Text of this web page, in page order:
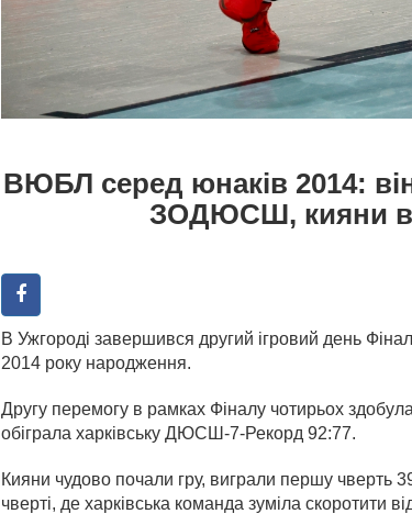
ВЮБЛ серед юнаків 2014:
ЗОДЮСШ, кияни
В Ужгороді завершився другий ігровий день
2014 року народження.
Другу перемогу в рамках Фіналу чотирьох
обіграла харківську ДЮСШ-7-Рекорд 92:77.
Кияни чудово почали гру, виграли першу чверть
чверті, де харківська команда зуміла скоротити